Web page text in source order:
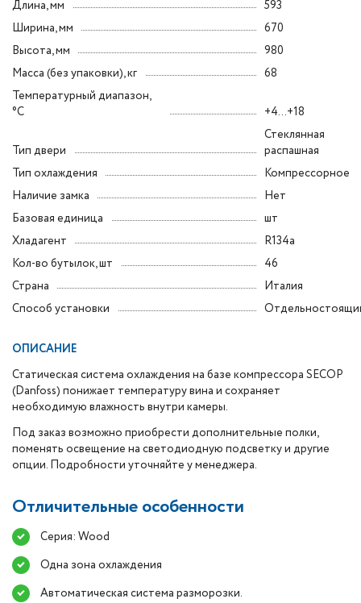
Длина, мм
593
Ширина, мм
670
Высота, мм
980
Масса (без упаковки), кг
68
Температурный диапазон,
°C
+4...+18
Тип двери
Стеклянная
распашная
Тип охлаждения
Компрессорное
Наличие замка
Нет
Базовая единица
шт
Хладагент
R134a
Кол-во бутылок, шт
46
Страна
Италия
Способ установки
ОПИСАНИЕ
Статическая система охлаждения на базе компрессора SECOP
(Danfoss) понижает температуру вина и сохраняет
необходимую влажность внутри камеры.
Под заказ возможно приобрести дополнительные полки,
поменять освещение на светодиодную подсветку и другие
опции. Подробности уточняйте у менеджера.
Отличительные особенности
Серия: Wood
Одна зона охлаждения
Автоматическая система разморозки.